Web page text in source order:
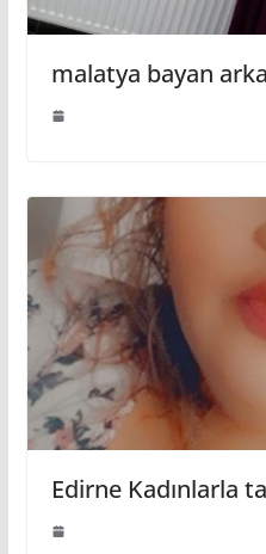
malatya bayan
Edirne Kadınlarla